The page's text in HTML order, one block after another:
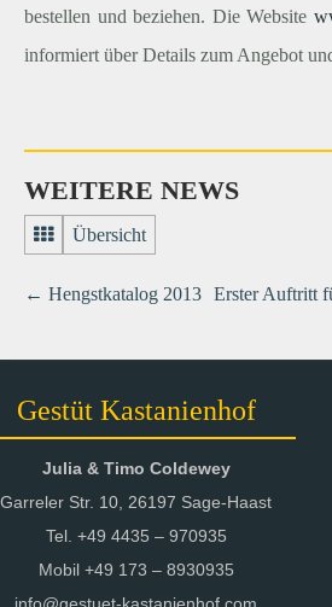
bestellen und beziehen. Die Website
informiert über Details zum Angebot
WEITERE NEWS
Übersicht
← Hengstkatalog 2013 Erster Auftritt
Gestüt Kastanienhof
Julia & Timo Coldewey
Garreler Str. 10, 26197 Sage-Haast
Tel. +49 4435 – 970935
Mobil +49 173 – 8930935